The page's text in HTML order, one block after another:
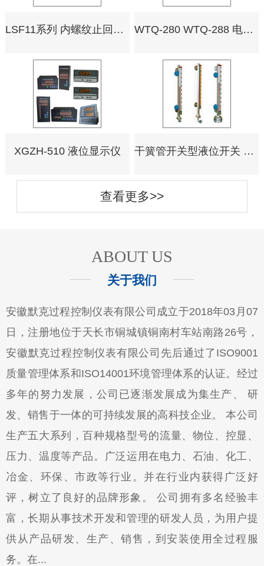
LSF11系列 内螺纹止回阀 升降式止回阀 旋转式止回阀 WTQ-280 WTQ-288 电接点压力式温度计
XGZH-510 液位显示仪 干簧管开关型液位开关 CK-1 CK-1/EX
查看更多>>
ABOUT US
关于我们
安徽默克过程控制仪表有限公司成立于2018年03月07
日，注册地位于天长市铜城镇铜南村车站南路26号，
安徽默克过程控制仪表有限公司先后通过了ISO9001
质量管理体系和ISO14001环境管理体系的认证。经过
多年的努力发展，公司已逐渐发展成为集生产、 研
发、销售于一体的可持续发展的高科技企业。 本公司
生产五大系列，百种规格型号的流量、物位、控显、
压力、温度等产品。广泛运用在电力、石油、化工、
冶金、环保、市政等行业。并在行业内获得广泛好
评，树立了良好的品牌形象。 公司拥有多名经验丰
富，长期从事技术开发和管理的研发人员，为用户提
供从产品研发、生产、销售，到安装使用全过程服
务。在...